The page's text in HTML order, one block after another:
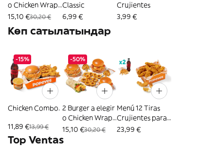
o Chicken Wrap
+ 2 Patatas + 10
15,10 €30,20 €
Classic
6,99 €
Crujientes
3,99 €
Көп сатылатындар
-15%
Chicken Combo.
11,89 €13,99 €
-50%
2 Burger a elegir
o Chicken Wrap
+ 2 Patatas + 10
Aros
15,10 €30,20 €
Menú 12 Tiras
Crujientes para
2
23,99 €
Top Ventas